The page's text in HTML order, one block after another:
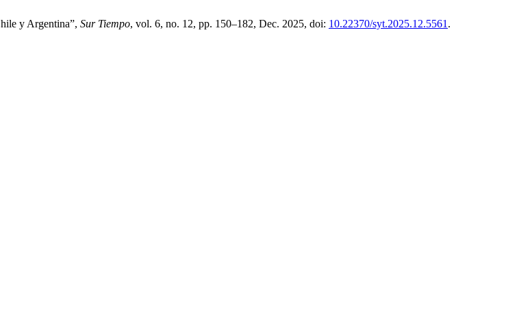
y Argentina”, Sur Tiempo, vol. 6, no. 12, pp. 150–182, Dec. 2025, doi: 10.22370/syt.2025.12.5561 .